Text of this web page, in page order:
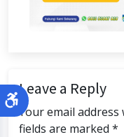
Leave a Reply
Your email
fields are marked *